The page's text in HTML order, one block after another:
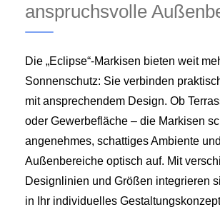
anspruchsvolle
Die „Eclipse“-Markisen bieten weit
Sonnenschutz: Sie verbinden
mit ansprechendem Design. Ob
oder Gewerbefläche – die Markisen
angenehmes, schattiges Ambiente
Außenbereiche optisch auf. Mit
Designlinien und Größen integrieren
in Ihr individuelles